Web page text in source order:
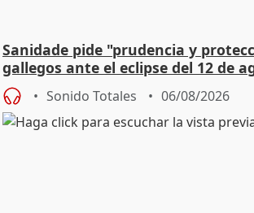
Sanidade pide "prudencia y
gallegos ante el eclipse del 12 de
Sonido Totales 06/08/2026